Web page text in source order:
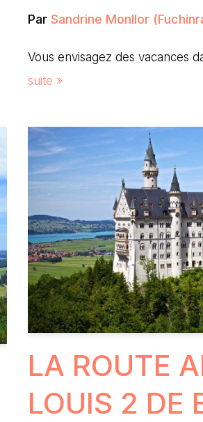
Par Sandrine Monllor
Vous envisagez des vacances
suite »
LA ROUTE
LOUIS 2 DE